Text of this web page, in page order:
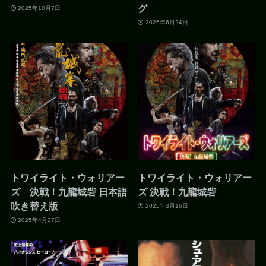
2025年10月7日 グ
2025年6月24日
トワイライト・ウォリアー
ズ 決戦！九龍城砦 日本語
吹き替え版
2025年4月27日
トワイライト・ウォリアー
ズ 決戦！九龍城砦
2025年3月16日